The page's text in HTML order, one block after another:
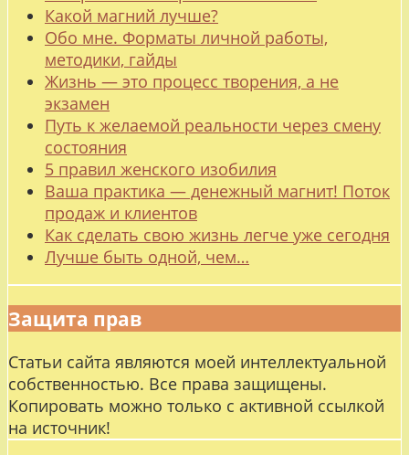
Какой магний лучше?
Обо мне. Форматы личной работы,
методики, гайды
Жизнь — это процесс творения, а не
экзамен
Путь к желаемой реальности через смену
состояния
5 правил женского изобилия
Ваша практика — денежный магнит! Поток
продаж и клиентов
Как сделать свою жизнь легче уже сегодня
Лучше быть одной, чем…
Защита прав
Статьи сайта являются моей интеллектуальной
собственностью. Все права защищены.
Копировать можно только с активной ссылкой
на источник!